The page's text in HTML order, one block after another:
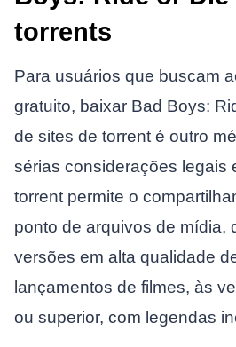
torrents
Para usuários que buscam
gratuito, baixar Bad Boys:
de sites de torrent é outro
sérias considerações legais
torrent permite o
ponto de arquivos de mídia,
versões em alta qualidade
lançamentos de filmes, às
ou superior, com legendas